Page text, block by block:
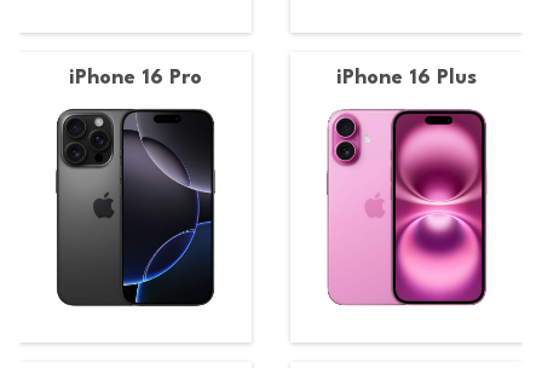
iPhone 16 Pro iPhone 16 Plus